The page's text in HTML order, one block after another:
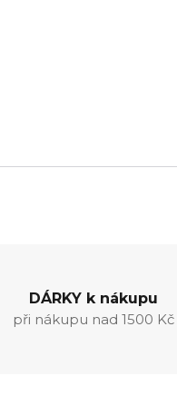
DÁRKY k nákupu
při nákupu nad 1500 Kč